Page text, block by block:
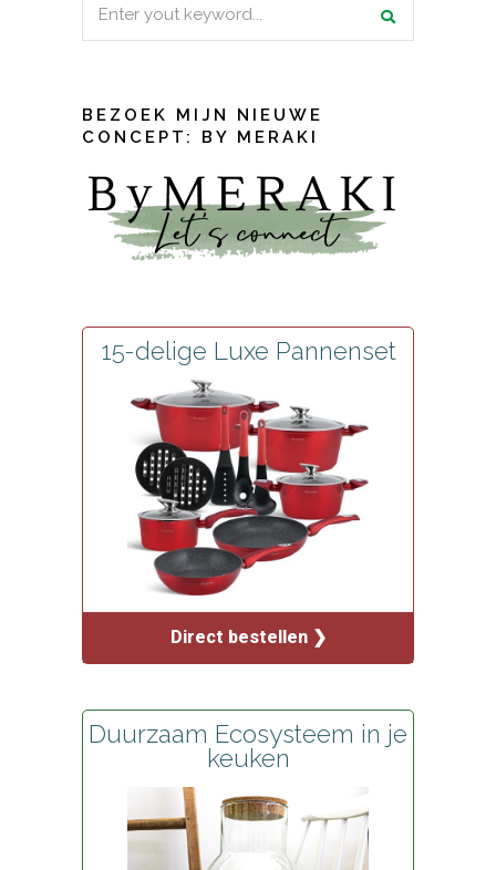
BEZOEK MIJN NIEUWE
CONCEPT: BY MERAKI
15-delige Luxe Pannenset
Direct bestellen ❯
Duurzaam Ecosysteem in je
keuken